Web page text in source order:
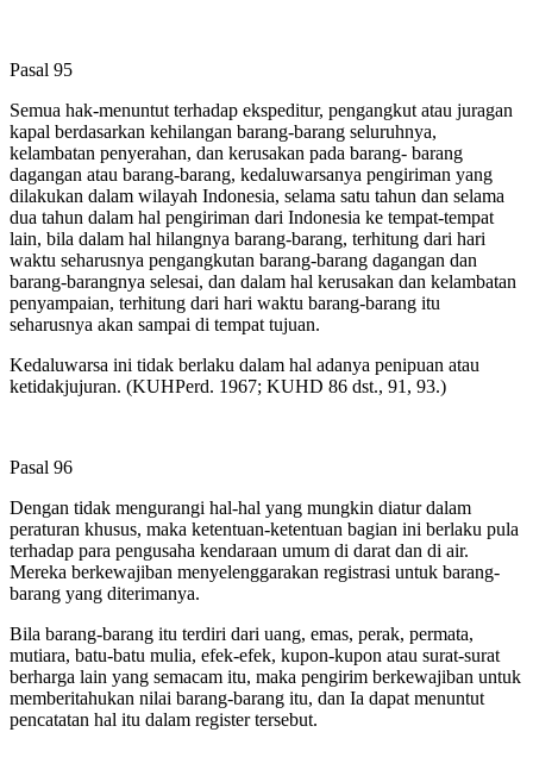
Pasal 95
Semua hak-menuntut terhadap ekspeditur, pengangkut atau juragan
kapal berdasarkan kehilangan barang-barang seluruhnya,
kelambatan penyerahan, dan kerusakan pada barang- barang
dagangan atau barang-barang, kedaluwarsanya pengiriman yang
dilakukan dalam wilayah Indonesia, selama satu tahun dan selama
dua tahun dalam hal pengiriman dari Indonesia ke tempat-tempat
lain, bila dalam hal hilangnya barang-barang, terhitung dari hari
waktu seharusnya pengangkutan barang-barang dagangan dan
barang-barangnya selesai, dan dalam hal kerusakan dan kelambatan
penyampaian, terhitung dari hari waktu barang-barang itu
seharusnya akan sampai di tempat tujuan.
Kedaluwarsa ini tidak berlaku dalam hal adanya penipuan atau
ketidakjujuran. (KUHPerd. 1967; KUHD 86 dst., 91, 93.)
Pasal 96
Dengan tidak mengurangi hal-hal yang mungkin diatur dalam
peraturan khusus, maka ketentuan-ketentuan bagian ini berlaku pula
terhadap para pengusaha kendaraan umum di darat dan di air.
Mereka berkewajiban menyelenggarakan registrasi untuk barang-
barang yang diterimanya.
Bila barang-barang itu terdiri dari uang, emas, perak, permata,
mutiara, batu-batu mulia, efek-efek, kupon-kupon atau surat-surat
berharga lain yang semacam itu, maka pengirim berkewajiban untuk
memberitahukan nilai barang-barang itu, dan Ia dapat menuntut
pencatatan hal itu dalam register tersebut.